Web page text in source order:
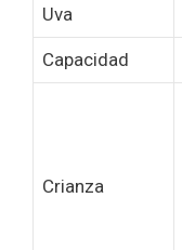
Uva
Capacidad
Crianza